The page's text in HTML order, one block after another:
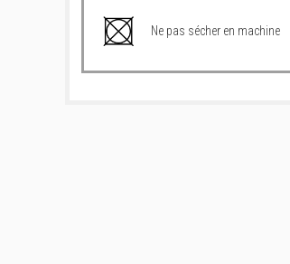
Ne pas sécher en machine